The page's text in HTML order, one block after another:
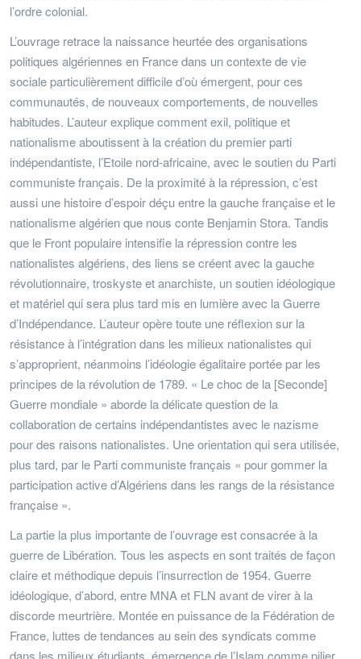
l’ordre colonial.
L’ouvrage retrace la naissance heurtée des organisations
politiques algériennes en France dans un contexte de vie
sociale particulièrement difficile d’où émergent, pour ces
communautés, de nouveaux comportements, de nouvelles
habitudes. L’auteur explique comment exil, politique et
nationalisme aboutissent à la création du premier parti
indépendantiste, l’Etoile nord-africaine, avec le soutien du Parti
communiste français. De la proximité à la répression, c’est
aussi une histoire d’espoir déçu entre la gauche française et le
nationalisme algérien que nous conte Benjamin Stora. Tandis
que le Front populaire intensifie la répression contre les
nationalistes algériens, des liens se créent avec la gauche
révolutionnaire, troskyste et anarchiste, un soutien idéologique
et matériel qui sera plus tard mis en lumière avec la Guerre
d’Indépendance. L’auteur opère toute une réflexion sur la
résistance à l’intégration dans les milieux nationalistes qui
s’approprient, néanmoins l’idéologie égalitaire portée par les
principes de la révolution de 1789. « Le choc de la [Seconde]
Guerre mondiale » aborde la délicate question de la
collaboration de certains indépendantistes avec le nazisme
pour des raisons nationalistes. Une orientation qui sera utilisée,
plus tard, par le Parti communiste français « pour gommer la
participation active d’Algériens dans les rangs de la résistance
française ».
La partie la plus importante de l’ouvrage est consacrée à la
guerre de Libération. Tous les aspects en sont traités de façon
claire et méthodique depuis l’insurrection de 1954. Guerre
idéologique, d’abord, entre MNA et FLN avant de virer à la
discorde meurtrière. Montée en puissance de la Fédération de
France, luttes de tendances au sein des syndicats comme
dans les milieux étudiants, émergence de l’Islam comme pilier